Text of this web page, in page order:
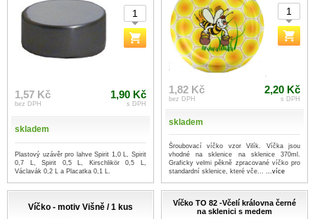
1,57 Kč
bez DPH
1,90 Kč
s DPH
skladem
Plastový uzávěr pro lahve Spirit 1,0 L, Spirit
0,7 L, Spirit 0,5 L, Kirschlikör 0,5 L,
Václavák 0,2 L a Placatka 0,1 L.
1,82 Kč
bez DPH
2,20 Kč
s DPH
skladem
Šroubovací víčko vzor Vilík. Víčka jsou
vhodné na sklenice na sklenice 370ml.
Graficky velmi pěkně zpracované víčko pro
standardní sklenice, které vče... ...více
Víčko - motiv Višně / 1 kus
Víčko TO 82 -Včelí královna černé
na sklenici s medem